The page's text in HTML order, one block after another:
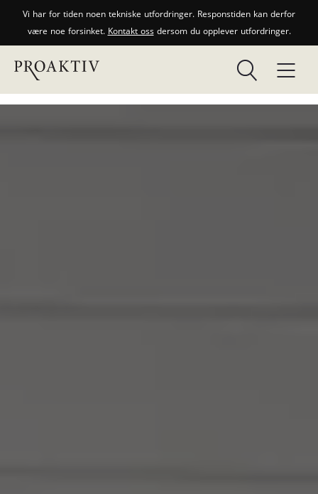
Vi har for tiden noen tekniske utfordringer. Responstiden kan derfor
være noe forsinket. Kontakt ossdersom du opplever utfordringer.